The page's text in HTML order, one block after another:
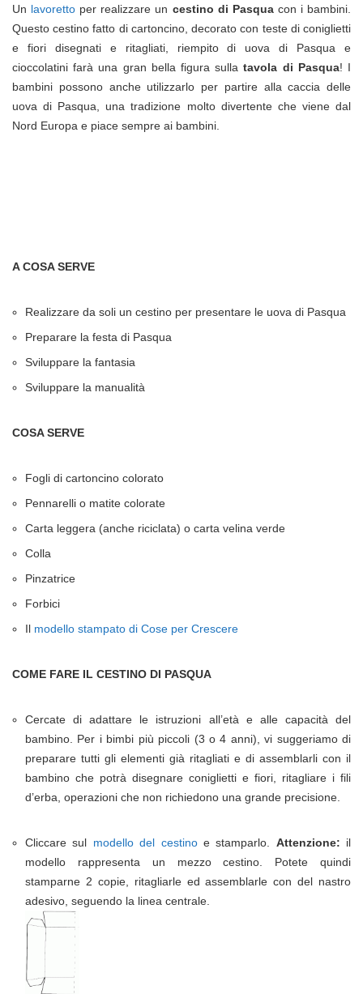
Un lavoretto per realizzare un cestino di Pasquacon i bambini.
Questo cestino fatto di cartoncino, decorato con teste di coniglietti
e fiori disegnati e ritagliati, riempito di uova di Pasqua e
cioccolatini farà una gran bella figura sullatavola di Pasqua! I
bambini possono anche utilizzarlo per partire alla caccia delle
uova di Pasqua, una tradizione molto divertente che viene dal
Nord Europa e piace sempre ai bambini.
A COSA SERVE
Realizzare da soli un cestino per presentare le uova di Pasqua
Preparare la festa di Pasqua
Sviluppare la fantasia
Sviluppare la manualità
COSA SERVE
Fogli di cartoncino colorato
Pennarelli o matite colorate
Carta leggera (anche riciclata) o carta velina verde
Colla
Pinzatrice
Forbici
Il modello stampato di Cose per Crescere
COME FARE IL CESTINO DI PASQUA
Cercate di adattare le istruzioni all’età e alle capacità del
bambino. Per i bimbi più piccoli (3 o 4 anni), vi suggeriamo di
preparare tutti gli elementi già ritagliati e di assemblarli con il
bambino che potrà disegnare coniglietti e fiori, ritagliare i fili
d’erba, operazioni che non richiedono una grande precisione.
Cliccare sul modello del cestinoe stamparlo. Attenzione: il
modello rappresenta un mezzo cestino. Potete quindi
stamparne 2 copie, ritagliarle ed assemblarle con del nastro
adesivo, seguendo la linea centrale.